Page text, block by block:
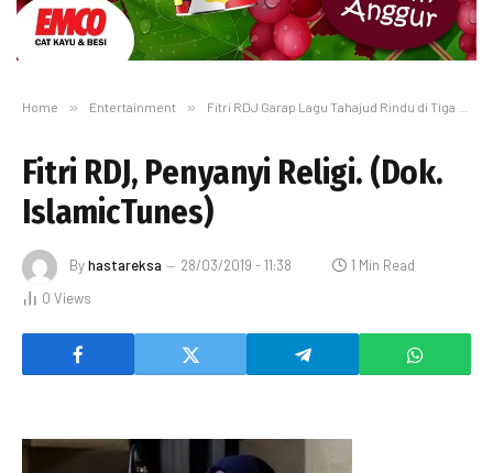
Home » Entertainment » Fitri RDJ Garap Lagu Tahajud Rindu di Tiga Kota Dua Negara
Fitri RDJ, Penyanyi Religi. (Dok.
IslamicTunes)
Byhastareksa 28/03/2019 - 11:38
1 Min Read
0 Views